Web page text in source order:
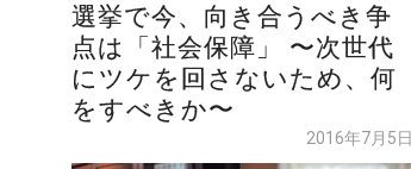
選挙で今、向き合うべき争
点は「社会保障」 〜次世代
にツケを回さないため、何
をすべきか〜
2016年7月5日